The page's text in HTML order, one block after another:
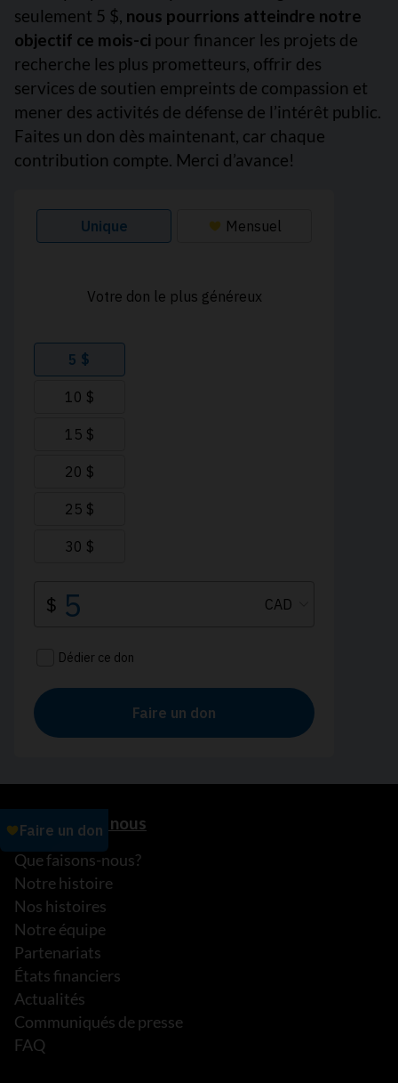
seulement 5 $, nous pourrions atteindre notre
objectif ce mois-ci pour financer les projets de
recherche les plus prometteurs, offrir des
services de soutien empreints de compassion et
mener des activités de défense de l’intérêt public.
Faites un don dès maintenant, car chaque
contribution compte. Merci d’avance!
À propos de nous
Que faisons-nous?
Notre histoire
Nos histoires
Notre équipe
Partenariats
États financiers
Actualités
Communiqués de presse
FAQ